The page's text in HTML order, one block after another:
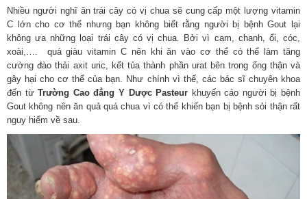
Nhiều người nghĩ ăn trái cây có vị chua sẽ cung cấp một lượng vitamin
C lớn cho cơ thể nhưng bạn không biết rằng người bị bệnh Gout lại
không ưa những loại trái cây có vị chua. Bởi vì cam, chanh, ổi, cóc,
xoài,…. quá giàu vitamin C nên khi ăn vào cơ thể có thể làm tăng
cường đào thải axit uric, kết tủa thành phần urat bên trong ống thận và
gây hại cho cơ thể của bạn. Như chính vì thế, các bác sĩ chuyên khoa
đến từTrường Cao đẳng Y Dược Pasteur khuyến cáo người bị bệnh
Gout không nên ăn quả quá chua vì có thể khiến bạn bị bệnh sỏi thận rất
nguy hiểm về sau.